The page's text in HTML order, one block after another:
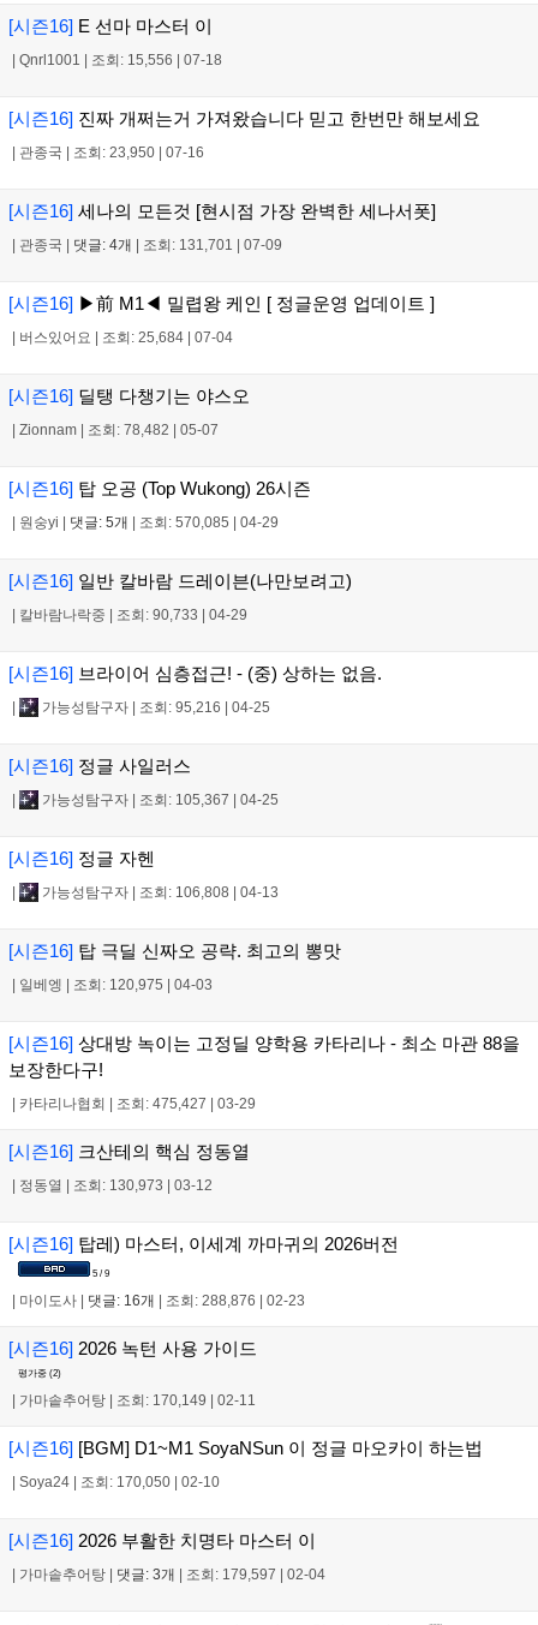
[시즌16] E 선마 마스터 이
| Qnrl1001 | 조회: 15,556 | 07-18
[시즌16] 진짜 개쩌는거 가져왔습니다 믿고 한번만 해보세요
| 관종국 | 조회: 23,950 | 07-16
[시즌16] 세나의 모든것 [현시점 가장 완벽한 세나서폿]
| 관종국 | 댓글: 4개 | 조회: 131,701 | 07-09
[시즌16] ▶前 M1◀ 밀렵왕 케인 [ 정글운영 업데이트 ]
| 버스있어요 | 조회: 25,684 | 07-04
[시즌16] 딜탱 다챙기는 야스오
| Zionnam | 조회: 78,482 | 05-07
[시즌16] 탑 오공 (Top Wukong) 26시즌
| 원숭yi | 댓글: 5개 | 조회: 570,085 | 04-29
[시즌16] 일반 칼바람 드레이븐(나만보려고)
| 칼바람나락중 | 조회: 90,733 | 04-29
[시즌16] 브라이어 심층접근! - (중) 상하는 없음.
| 가능성탐구자 | 조회: 95,216 | 04-25
[시즌16] 정글 사일러스
| 가능성탐구자 | 조회: 105,367 | 04-25
[시즌16] 정글 자헨
| 가능성탐구자 | 조회: 106,808 | 04-13
[시즌16] 탑 극딜 신짜오 공략. 최고의 뽕맛
| 일베엥 | 조회: 120,975 | 04-03
[시즌16] 상대방 녹이는 고정딜 양학용 카타리나 - 최소 마관 88을
보장한다구!
| 카타리나협회 | 조회: 475,427 | 03-29
[시즌16] 크산테의 핵심 정동열
| 정동열 | 조회: 130,973 | 03-12
[시즌16] 탑레) 마스터, 이세계 까마귀의 2026버전
5 / 9
| 마이도사 | 댓글: 16개 | 조회: 288,876 | 02-23
[시즌16] 2026 녹턴 사용 가이드
평가중 (2)
가마솥추어탕 조회: 170,149 02-11
[시즌16] [BGM] D1~M1 SoyaNSun 이 정글 마오카이 하는법
Soya24 조회: 170,050 02-10
[시즌16] 2026 부활한 치명타 마스터 이
가마솥추어탕 댓글: 3개 조회: 179,597 02-04